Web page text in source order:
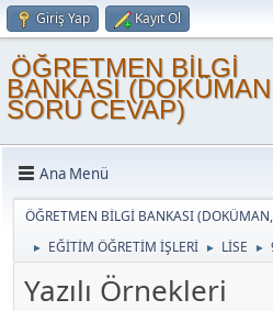
Giriş Yap Kayıt Ol
ÖĞRETMEN BİLGİ
BANKASI
SORU CEVAP)
Ana Menü
ÖĞRETMEN BİLGİ BANKASI (DOKÜMAN,
► EĞİTİM ÖĞRETİM İŞLERİ ► LİSE ►
Yazılı Örnekleri